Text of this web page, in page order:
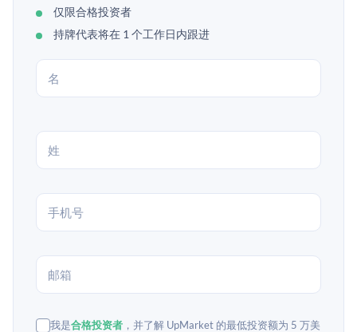
仅限合格投资者
持牌代表将在 1 个工作日内跟进
我是合格投资者 ，并了解 UpMarket 的最低投资额为 5 万美